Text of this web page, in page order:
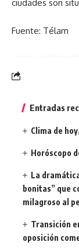
ciudades son
Fuente: Télam
Entradas
Clima de
Horóscopo
La
bonitas” que
milagroso al
Transición
oposición